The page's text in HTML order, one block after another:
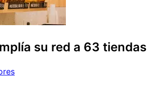
su red a 63 tiendas